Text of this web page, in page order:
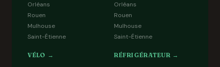
Orléans
Rouen
Mulhouse
Saint-Étienne
Orléans
Rouen
Mulhouse
Saint-Étienne
VÉLO → RÉFRIGÉRATEUR →